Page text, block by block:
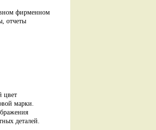
фирменном
отчеты
цвет
марки.
деталей.